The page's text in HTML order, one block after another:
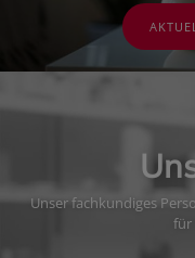
Unser fachkundiges
für